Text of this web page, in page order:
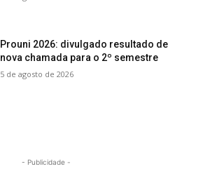
Prouni 2026: divulgado resultado de
nova chamada para o 2º semestre
5 de agosto de 2026
- Publicidade -